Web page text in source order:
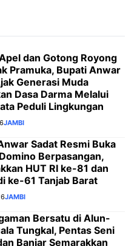
dan Gotong Royong
Pramuka, Bupati Anwar
Generasi Muda
Dasa Darma Melalui
Peduli Lingkungan
JAMBI
Sadat Resmi Buka
Berpasangan,
HUT RI ke-81 dan
ke-61 Tanjab Barat
JAMBI
Bersatu di Alun-
Tungkal, Pentas Seni
Banjar Semarakkan